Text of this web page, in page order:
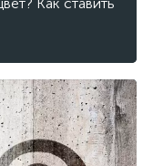
Как ставить